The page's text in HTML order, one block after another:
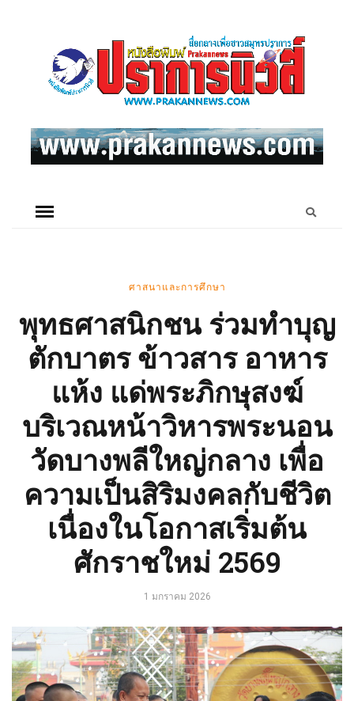
ศาสนาและการศึกษา
พุทธศาสนิกชน ร่วมทำบุญ
ตักบาตร ข้าวสาร อาหาร
แห้ง แด่พระภิกษุสงฆ์
บริเวณหน้าวิหารพระนอน
วัดบางพลีใหญ่กลาง เพื่อ
ความเป็นสิริมงคลกับชีวิต
เนื่องในโอกาสเริ่มต้น
ศักราชใหม่ 2569
1 มกราคม 2026